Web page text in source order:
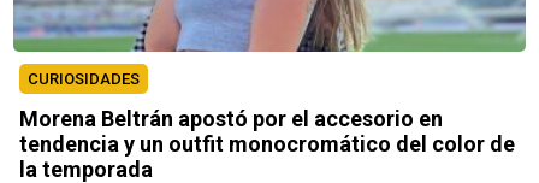
CURIOSIDADES
Morena Beltrán apostó por el accesorio en
tendencia y un outfit monocromático del color de
la temporada